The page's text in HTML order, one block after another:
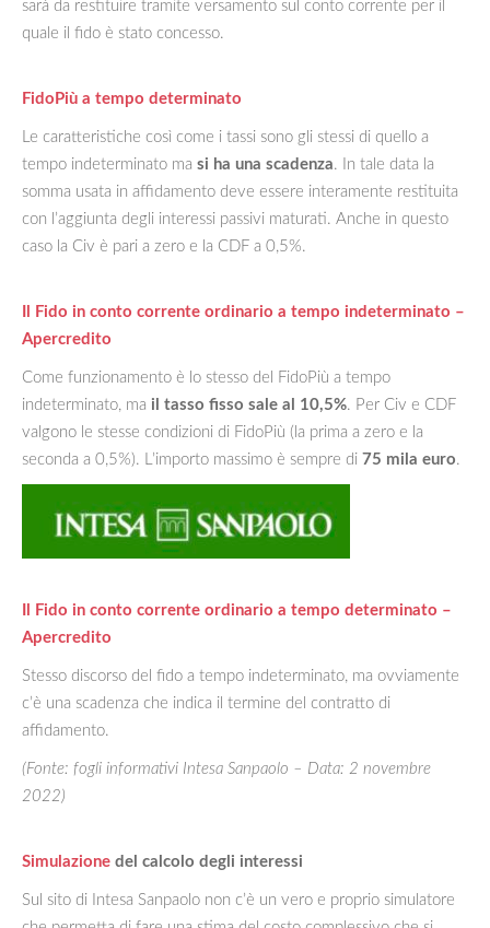
sarà da restituire tramite versamento sul conto corrente per il
quale il fido è stato concesso.
FidoPiù a tempo determinato
Le caratteristiche così come i tassi sono gli stessi di quello a
tempo indeterminato ma si ha una scadenza. In tale data la
somma usata in affidamento deve essere interamente restituita
con l’aggiunta degli interessi passivi maturati. Anche in questo
caso la Civ è pari a zero e la CDF a 0,5%.
Il Fido in conto corrente ordinario a tempo indeterminato –
Apercredito
Come funzionamento è lo stesso del FidoPiù a tempo
indeterminato, ma il tasso fisso sale al 10,5%. Per Civ e CDF
valgono le stesse condizioni di FidoPiù (la prima a zero e la
seconda a 0,5%). L’importo massimo è sempre di 75 mila euro.
Il Fido in conto corrente ordinario a tempo determinato –
Apercredito
Stesso discorso del fido a tempo indeterminato, ma ovviamente
c’è una scadenza che indica il termine del contratto di
affidamento.
(Fonte: fogli informativi Intesa Sanpaolo – Data: 2 novembre
2022)
Simulazione del calcolo degli interessi
Sul sito di Intesa Sanpaolo non c’è un vero e proprio simulatore